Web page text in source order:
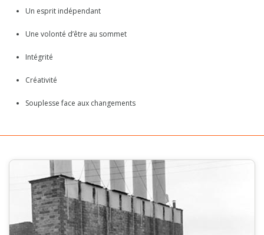
Un esprit indépendant
Une volonté d’être au sommet
Intégrité
Créativité
Souplesse face aux changements